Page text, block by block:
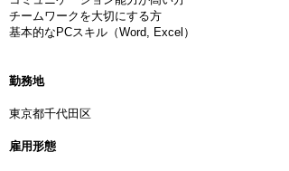
チームワークを大切にする方
基本的なPCスキル（Word, Excel）
勤務地
東京都千代田区
雇用形態